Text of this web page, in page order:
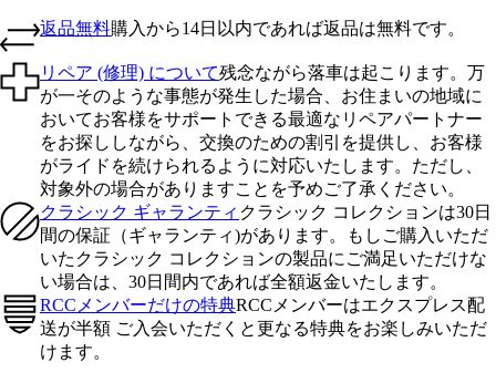
返品無料購入から14日以内であれば返品は無料です。
リペア (修理) について残念ながら落車は起こります。万
が一そのような事態が発生した場合、お住まいの地域に
おいてお客様をサポートできる最適なリペアパートナー
をお探ししながら、交換のための割引を提供し、お客様
がライドを続けられるように対応いたします。ただし、
対象外の場合がありますことを予めご了承ください。
クラシック ギャランティ クラシック コレクションは30日
間の保証（ギャランティ)があります。もしご購入いただ
いたクラシック コレクションの製品にご満足いただけな
い場合は、30日間内であれば全額返金いたします。
RCCメンバーだけの特典RCCメンバーはエクスプレス配
送が半額 ご入会いただくと更なる特典をお楽しみいただ
けます。